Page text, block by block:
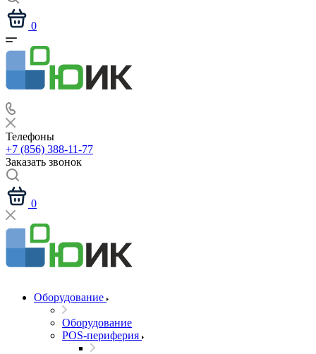
0
Телефоны
+7 (856) 388-11-77
Заказать звонок
0
Оборудование
Оборудование
POS-периферия